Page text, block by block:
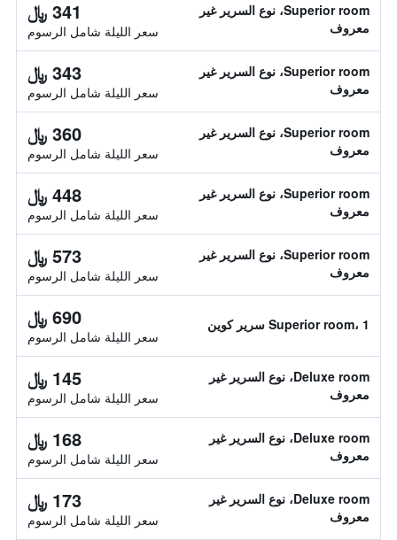
Superior room، نوع السرير غير
معروف
341 ﷼
سعر الليلة شامل الرسوم
Superior room، نوع السرير غير
معروف
343 ﷼
سعر الليلة شامل الرسوم
Superior room، نوع السرير غير
معروف
360 ﷼
سعر الليلة شامل الرسوم
Superior room، نوع السرير غير
معروف
448 ﷼
سعر الليلة شامل الرسوم
Superior room، نوع السرير غير
معروف
573 ﷼
سعر الليلة شامل الرسوم
Superior room، 1 سرير كوين 690 ﷼
سعر الليلة شامل الرسوم
Deluxe room، نوع السرير غير
معروف
145 ﷼
سعر الليلة شامل الرسوم
Deluxe room، نوع السرير غير
معروف
168 ﷼
سعر الليلة شامل الرسوم
Deluxe room، نوع السرير غير
معروف
173 ﷼
سعر الليلة شامل الرسوم